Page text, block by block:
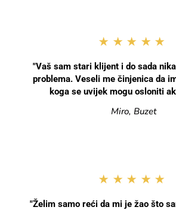
★★★★★
"Vaš sam stari klijent i do sada
problema. Veseli me činjenica da
koga se uvijek mogu osloniti
Miro, Buzet
★★★★★
"Želim samo reći da mi je žao što